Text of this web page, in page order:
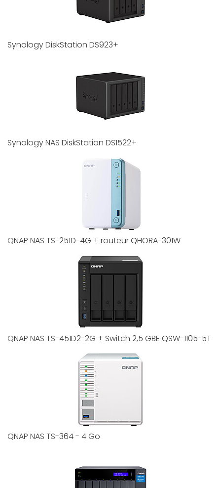
Synology DiskStation DS923+
Synology NAS DiskStation DS1522+
QNAP NAS TS-251D-4G + routeur QHORA-301W
QNAP NAS TS-451D2-2G + Switch 2,5 GBE QSW-1105-5T
QNAP NAS TS-364 - 4 Go